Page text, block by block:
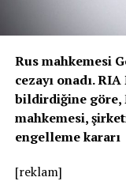
Rus mahkemesi
cezayı onadı.
bildirdiğine göre,
mahkemesi,
engelleme kararı
[reklam]